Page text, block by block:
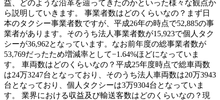
益、どのような沿革を辿ってきたのかといった様々な観点か
ら説明していきます。 事業者数はどのくらいなの？まず日
本のタクシー事業者数ですが、平成26年の時点で52,885の事
業者があります。そのうち法人事業者数が15,923で個人タク
シーが36,962となっています。なお前年度の総事業者数が
53,769だったため増減率として−1.64%ほどになっていま
す。 車両数はどのくらいなの？平成25年度時点で総車両数
は24万3247台となっており、そのうち法人車両数は20万3943
台となっており、個人タクシーは3万9304台となっていま
す。 業界における収益及び輸送客数はどのくらいなの？現